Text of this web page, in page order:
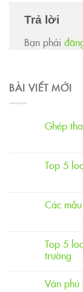
Trả lời
Bạn phải
BÀI VIẾT MỚI
Ghép
Top 5
Các
Top 5
trường
Ván